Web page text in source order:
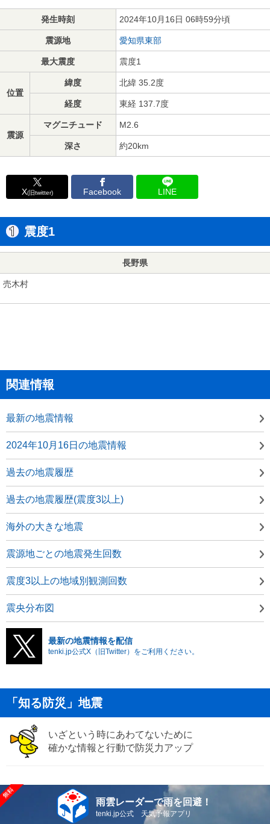
発生時刻 2024年10月16日 06時59分頃
震源地 愛知県東部
最大震度 震度1
位置
緯度 北緯 35.2度
経度 東経 137.7度
震源
マグニチュード M2.6
深さ 約20km
X(旧twitter) Facebook LINE
震度1
長野県
売木村
関連情報
最新の地震情報
2024年10月16日の地震情報
過去の地震履歴
過去の地震履歴(震度3以上)
海外の大きな地震
震源地ごとの地震発生回数
震度3以上の地域別観測回数
震央分布図
最新の地震情報を配信
tenki.jp公式X（旧Twitter）をご利用ください。
「知る防災」地震
いざという時にあわてないために
確かな情報と行動で防災力アップ
雨雲レーダーで雨を回避！
tenki.jp公式 天気予報アプリ